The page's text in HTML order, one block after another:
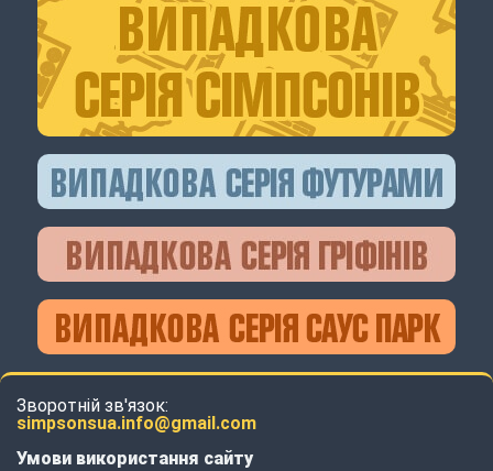
Зворотній зв'язок:
simpsonsua.info@gmail.com
Умови використання сайту